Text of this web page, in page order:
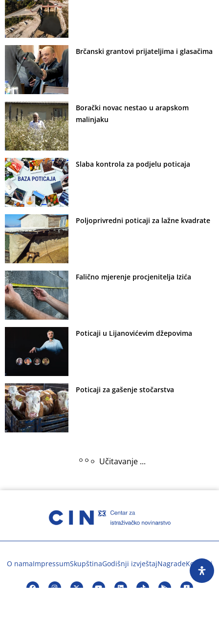
Brčanski grantovi prijateljima i glasačima
Borački novac nestao u arapskom
malinjaku
Slaba kontrola za podjelu poticaja
Poljoprivredni poticaji za lažne kvadrate
Falično mjerenje procjenitelja Izića
Poticaji u Lijanovićevim džepovima
Poticaji za gašenje stočarstva
Učitavanje ...
O namaImpressumSkupštinaGodišnji izvještajNagradeKontakti